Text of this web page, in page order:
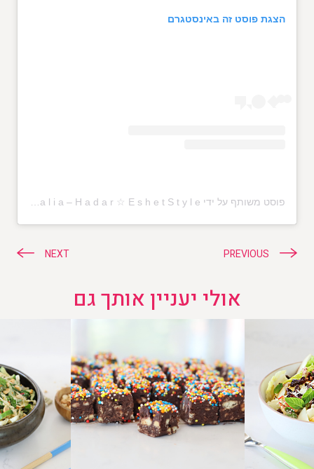
הצגת פוסט זה באינסטגרם
פוסט משותף על ידי ‏‎☆ T a l i a – H a d a r ☆ E s h e t S t y l e‎‏ (@‏‎taliahadar_eshetstyle‎‏)
ניווטPREVIOUS
NEXT
אולי יעניין אותך גם